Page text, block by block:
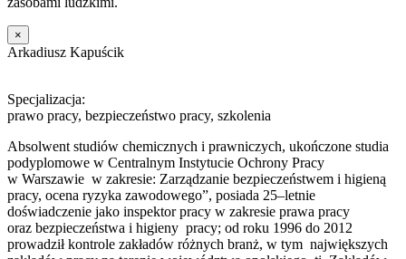
×
Arkadiusz Kapuścik
Specjalizacja:
prawo pracy, bezpieczeństwo pracy, szkolenia
Absolwent studiów chemicznych i prawniczych, ukończone studia
podyplomowe w Centralnym Instytucie Ochrony Pracy
w Warszawie w zakresie: Zarządzanie bezpieczeństwem i higieną
pracy, ocena ryzyka zawodowego”, posiada 25–letnie
doświadczenie jako inspektor pracy w zakresie prawa pracy
oraz bezpieczeństwa i higieny pracy; od roku 1996 do 2012
prowadził kontrole zakładów różnych branż, w tym największych